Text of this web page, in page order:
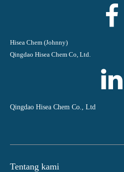
Hisea Chem (Johnny)
Qingdao Hisea Chem Co, Ltd.
Qingdao Hisea Chem Co., Ltd
Tentang kami